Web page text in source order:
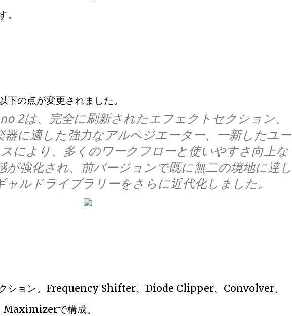
下の点が変更されました。
2は、完全に刷新されたエフェクトセクション、
器に適した強力なアルペジエーター、一新したユー
により、多くのワークフローと使いやすさ向上な
が強化され、前バージョンで既に無二の境地に達し
ャルドライブラリーをさらに近代化しました。
クション。Frequency Shifter、Diode Clipper、Convolver、
で構成。